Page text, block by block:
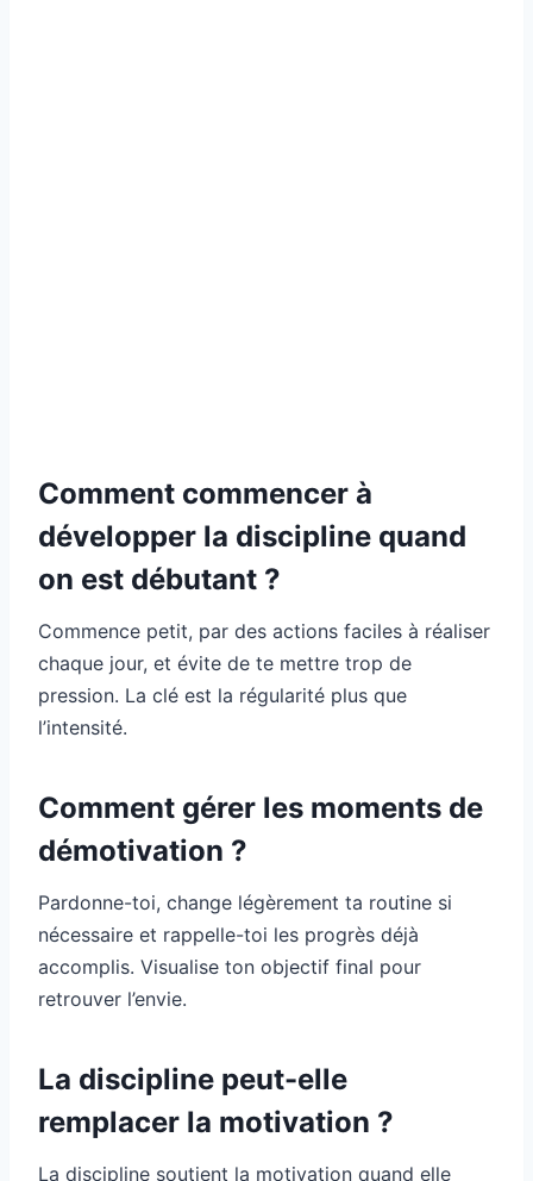
Comment commencer à
développer la discipline quand
on est débutant ?
Commence petit, par des actions faciles à réaliser
chaque jour, et évite de te mettre trop de
pression. La clé est la régularité plus que
l’intensité.
Comment gérer les moments de
démotivation ?
Pardonne-toi, change légèrement ta routine si
nécessaire et rappelle-toi les progrès déjà
accomplis. Visualise ton objectif final pour
retrouver l’envie.
La discipline peut-elle
remplacer la motivation ?
La discipline soutient la motivation quand elle